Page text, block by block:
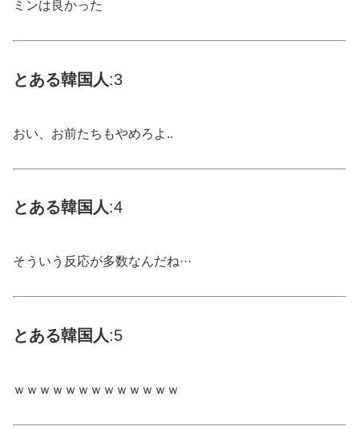
ミンは良かった
とある韓国 人:3
おい、お前たちもやめろよ..
とある韓国 人:4
そういう反応が多数なんだね···
とある韓国 人:5
ｗｗｗｗｗｗｗｗｗｗｗｗｗ